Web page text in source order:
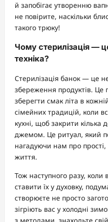
й запобігає утворенню
не повірите, наскільки
такого трюку!
Чому стерилізація —
техніка?
Стерилізація банок — це
збереження продуктів. Це
зберегти смак літа в
сімейних традицій, коли
кухні, щоб закрити кілька
джемом. Це ритуал, який
нагадуючи нам про
життя.
Тож наступного разу,
ставити їх у духовку,
створюєте не просто
зігріють вас у холодні